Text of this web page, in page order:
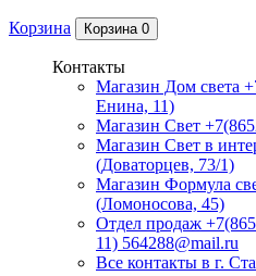
Корзина Корзина 0
Контакты
Магазин Дом света
Енина, 11)
Магазин Свет
Магазин Свет в
(Доваторцев, 73/1)
Магазин Формула
(Ломоносова, 45)
Отдел продаж
11) 564288@mail.ru
Все контакты в г.